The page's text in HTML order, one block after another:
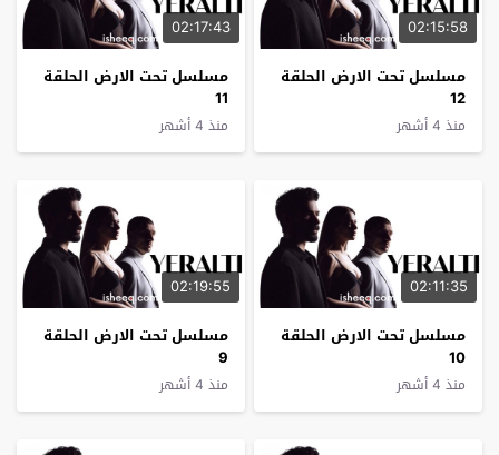
02:15:58
مسلسل تحت الارض الحلقة
12
منذ 4 أشهر
02:17:43
مسلسل تحت الارض الحلقة
11
منذ 4 أشهر
02:11:35
مسلسل تحت الارض الحلقة
10
منذ 4 أشهر
02:19:55
مسلسل تحت الارض الحلقة
9
منذ 4 أشهر